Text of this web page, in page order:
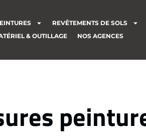
REVÊTEMENTS DE SOLS
& OUTILLAGE NOS AGENCES